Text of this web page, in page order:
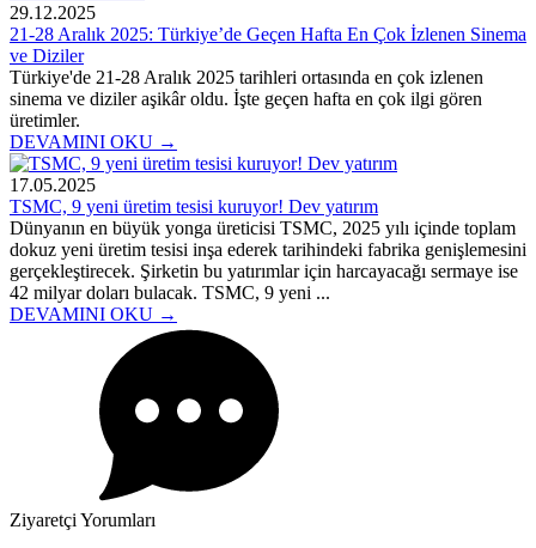
29.12.2025
21-28 Aralık 2025: Türkiye’de Geçen Hafta En Çok İzlenen Sinema
ve Diziler
Türkiye'de 21-28 Aralık 2025 tarihleri ortasında en çok izlenen
sinema ve diziler aşikâr oldu. İşte geçen hafta en çok ilgi gören
üretimler.
DEVAMINI OKU →
17.05.2025
TSMC, 9 yeni üretim tesisi kuruyor! Dev yatırım
Dünyanın en büyük yonga üreticisi TSMC, 2025 yılı içinde toplam
dokuz yeni üretim tesisi inşa ederek tarihindeki fabrika genişlemesini
gerçekleştirecek. Şirketin bu yatırımlar için harcayacağı sermaye ise
42 milyar doları bulacak. TSMC, 9 yeni ...
DEVAMINI OKU →
Ziyaretçi Yorumları